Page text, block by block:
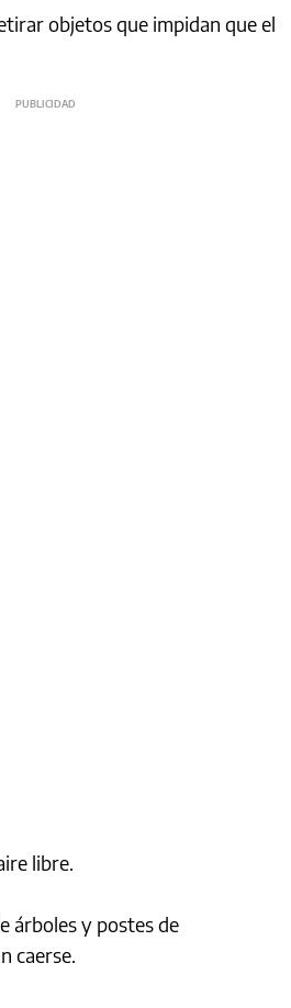
objetos que impidan que el
libre.
árboles y postes de
caerse.